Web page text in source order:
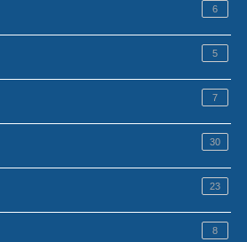
6
5
7
30
23
8